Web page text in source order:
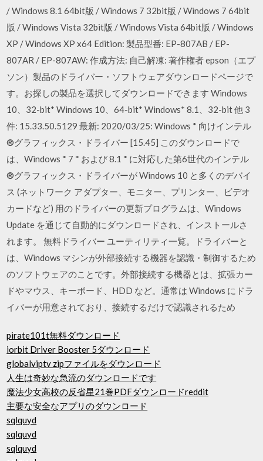
/ Windows 8.1 64bit版 / Windows 7 32bit版 / Windows 7 64bit
版 / Windows Vista 32bit版 / Windows Vista 64bit版 / Windows
XP / Windows XP x64 Edition: 製品型番: EP-807AB / EP-
807AR / EP-807AW: 作成方法: 自己解凍: 著作権者 epson（エプ
ソン）製品のドライバー・ソフトウェアダウンロードページで
す。お探しの製品を選択してダウンロードできます Windows
10、32-bit* Windows 10、64-bit* Windows* 8.1、32-bit 他 3
件: 15.33.50.5129 最新: 2020/03/25: Windows * 向けインテル
®グラフィックス・ドライバー [15.45] このダウンロードで
は、Windows * 7 * および 8.1 * に対応した第6世代のインテル
®グラフィックス・ドライバーが Windows 10 と多くのデバイ
ス (ネットワーク アダプター、モニター、プリンター、ビデオ
カードなど) 用のドライバーの更新プログラムは、Windows
Update を通じて自動的にダウンロードされ、インストールさ
れます。 無料ドライバー ユーティリティ一覧。ドライバーと
は、Windows マシンが外部接続する機器を認識・制御するため
のソフトウェアのことです。外部接続する機器とは、拡張カー
ドやマウス、キーボード、HDD など。通常は Windows にドラ
イバーが用意されており、接続するだけで認識されるため
pirate101t無料ダウンロード
iorbit Driver Booster 5ダウンロード
globalviptv zipファイルをダウンロード
人生は奇妙な急流のダウンロードです
魔法少女高校の反省星21巻PDFダウンロードreddit
主要な安全なアプリのダウンロード
sqlquyd
sqlquyd
sqlquyd